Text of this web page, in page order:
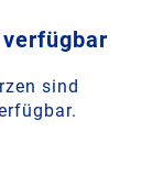
sind